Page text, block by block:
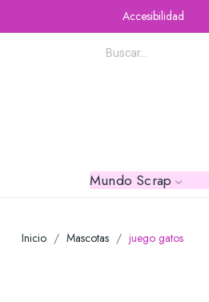
Accesibilidad
Mundo Scrap
Inicio Mascotas juego gatos